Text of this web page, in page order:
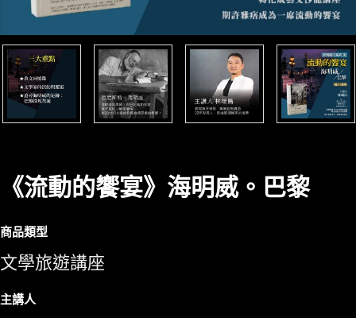
《流動的饗宴》海明威。巴黎
商品類型
文學旅遊講座
主講人